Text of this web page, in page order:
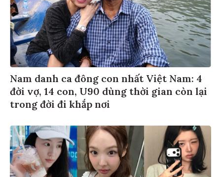
Nam danh ca đông con nhất Việt Nam: 4
đời vợ, 14 con, U90 dùng thời gian còn lại
trong đời đi khắp nơi